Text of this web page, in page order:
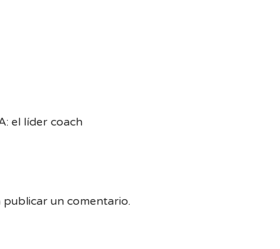
el líder coach
publicar un comentario.